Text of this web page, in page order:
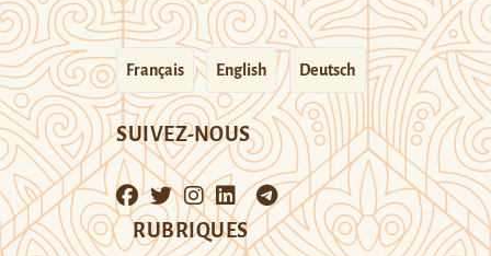
Français English Deutsch
SUIVEZ-NOUS
RUBRIQUES